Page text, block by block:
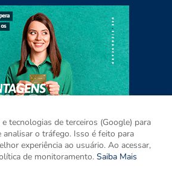
tecnologias de terceiros (Google) para
analisar o tráfego. Isso é feito para
experiência ao usuário. Ao acessar,
de monitoramento. Saiba Mais